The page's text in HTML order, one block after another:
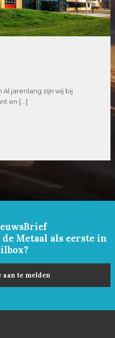
jarenlang zijn wij bij
en […]
Metaal als eerste in
aan te melden